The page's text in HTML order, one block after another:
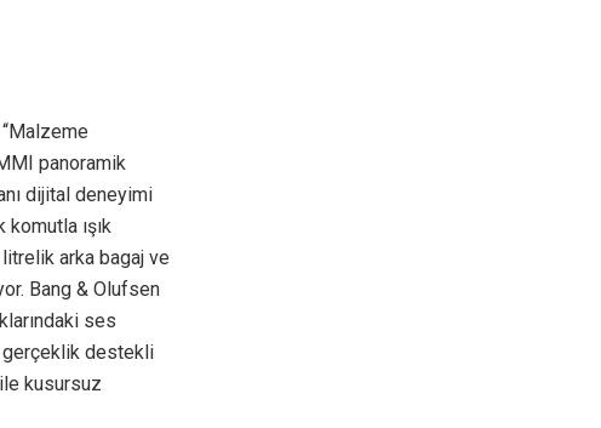
“Malzeme
panoramik
dijital deneyimi
ışık
arka bagaj ve
Bang & Olufsen
ses
gerçeklik destekli
kusursuz